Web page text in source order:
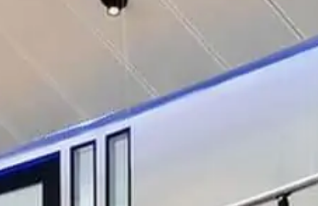
Kantoorinrichting
Interieurontwerp kantoor
Kantoormeubilair kopen